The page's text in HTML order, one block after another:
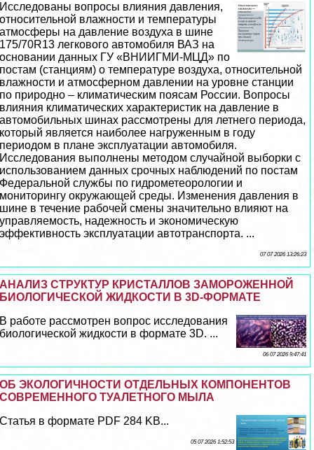
Исследованы вопросы влияния давления,
относительной влажности и температуры
атмосферы на давление воздуха в шине
175/70R13 легкового автомобиля ВАЗ на
основании данных ГУ «ВНИИГМИ-МЦД» по
постам (станциям) о температуре воздуха, относительной
влажности и атмосферном давлении на уровне станции
по природно – климатическим поясам России. Вопросы
влияния климатических хаpaктеристик на давление в
автомобильных шинах рассмотрены для летнего периода,
который является наиболее нагруженным в году
периодом в плане эксплуатации автомобиля.
Исследования выполнены методом случайной выборки с
использованием данных срочных наблюдений по постам
Федеральной службы по гидрометеорологии и
мониторингу окружающей среды. Изменения давления в
шине в течение рабочей смены значительно влияют на
управляемость, надежность и экономическую
эффективность эксплуатации автотрaнcпорта. ...
07 07 2026 13:26:23
АНАЛИЗ СТРУКТУР КРИСТАЛЛОВ ЗАМОРОЖЕННОЙ
БИОЛОГИЧЕСКОЙ ЖИДКОСТИ В 3D-ФОРМАТЕ
В работе рассмотрен вопрос исследования
биологической жидкости в формате 3D. ...
06 07 2026 9:47:41
ОБ ЭКОЛОГИЧНОСТИ ОТДЕЛЬНЫХ КОМПОНЕНТОВ
СОВРЕМЕННОГО ТУАЛЕТНОГО МЫЛА
Статья в формате PDF 284 KB...
05 07 2026 1:52:53